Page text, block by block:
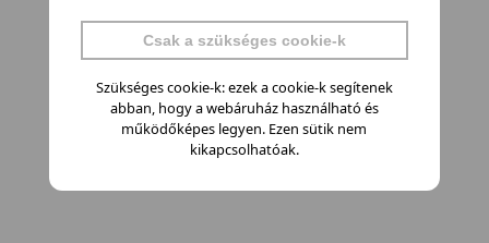
Csak a szükséges cookie-k
Szükséges cookie-k: ezek a cookie-k segítenek
abban, hogy a webáruház használható és
működőképes legyen. Ezen sütik nem
kikapcsolhatóak.